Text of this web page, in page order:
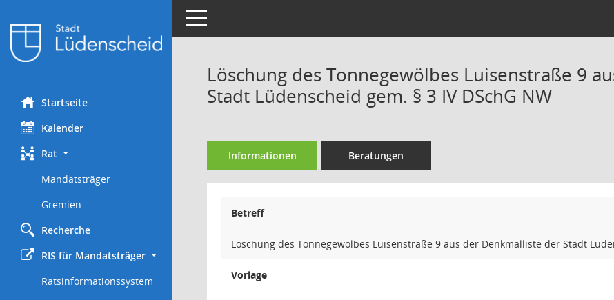
Startseite
Kalender
Rat
Mandatsträger
Gremien
Recherche
RIS für Mandatsträger
Ratsinformationssystem
Toggle navigation
Löschung des Tonnegewölbes Luisenstraße 9
Stadt Lüdenscheid gem. § 3 IV DSchG NW
Informationen Beratungen
Betreff
Löschung des Tonnegewölbes Luisenstraße 9 aus der Denkmalliste der Stadt
Vorlage